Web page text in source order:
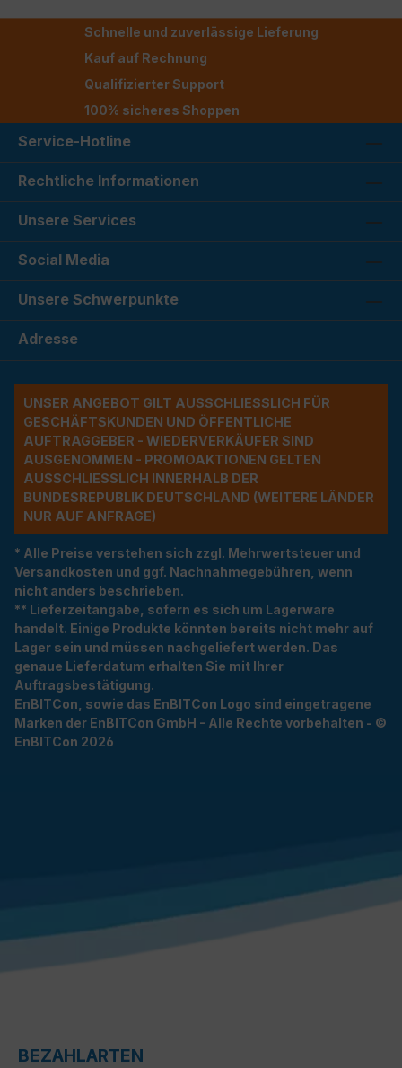
Schnelle und zuverlässige Lieferung
Kauf auf Rechnung
Qualifizierter Support
100% sicheres Shoppen
Service-Hotline
Rechtliche Informationen
Unsere Services
Social Media
Unsere Schwerpunkte
Adresse
UNSER ANGEBOT GILT AUSSCHLIESSLICH FÜR G
ESCHÄFTSKUNDEN UND ÖFFENTLICHE A
UFTRAGGEBER - WIEDERVERKÄUFER SIND A
USGENOMMEN - PROMOAKTIONEN GELTEN A
USSCHLIESSLICH INNERHALB DER BU
NDESREPUBLIK DEUTSCHLAND (WEITERE LÄNDER NU
R AUF ANFRAGE)
* Alle Preise verstehen sich zzgl. Mehrwertsteuer und
Versandkosten und ggf. Nachnahmegebühren, wenn
nicht anders beschrieben.
** Lieferzeitangabe, sofern es sich um Lagerware
handelt. Einige Produkte könnten bereits nicht mehr auf
Lager sein und müssen nachgeliefert werden. Das
genaue Lieferdatum erhalten Sie mit Ihrer
Auftragsbestätigung.
EnBITCon, sowie das EnBITCon Logo sind eingetragene
Marken der EnBITCon GmbH - Alle Rechte vorbehalten - ©
EnBITCon 2026
BEZAHLARTEN